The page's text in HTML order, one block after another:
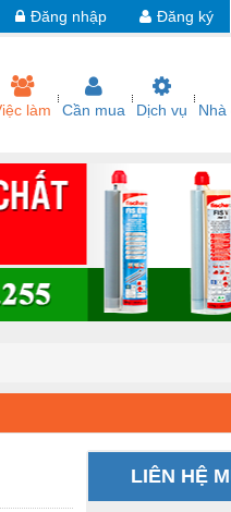
Đăng ký
Đăng nhập
làm Cần mua Dịch vụ Nhà
LIÊN HỆ